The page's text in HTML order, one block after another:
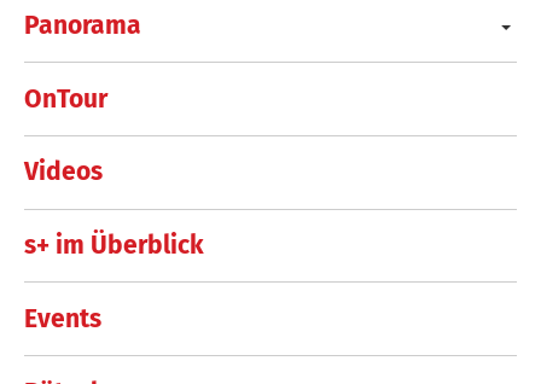
Panorama
OnTour
Videos
s+ im Überblick
Events